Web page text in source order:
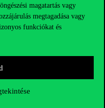
magatartás vagy
megtagadása vagy
funkciókat és